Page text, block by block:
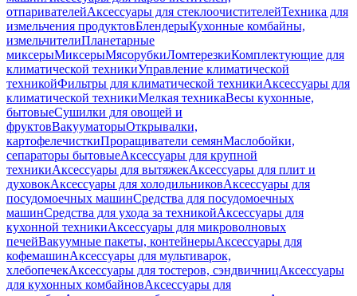
отпаривателейАксессуары для стеклоочистителейТехника для
измельчения продуктовБлендерыКухонные комбайны,
измельчителиПланетарные
миксерыМиксерыМясорубкиЛомтерезкиКомплектующие для
климатической техникиУправление климатической
техникойФильтры для климатической техникиАксессуары для
климатической техникиМелкая техникаВесы кухонные,
бытовыеСушилки для овощей и
фруктовВакууматорыОткрывалки,
картофелечисткиПроращиватели семянМаслобойки,
сепараторы бытовыеАксессуары для крупной
техникиАксессуары для вытяжекАксессуары для плит и
духовокАксессуары для холодильниковАксессуары для
посудомоечных машинСредства для посудомоечных
машинСредства для ухода за техникойАксессуары для
кухонной техникиАксессуары для микроволновых
печейВакуумные пакеты, контейнерыАксессуары для
кофемашинАксессуары для мультиварок,
хлебопечекАксессуары для тостеров, сэндвичницАксессуары
для кухонных комбайновАксессуары для